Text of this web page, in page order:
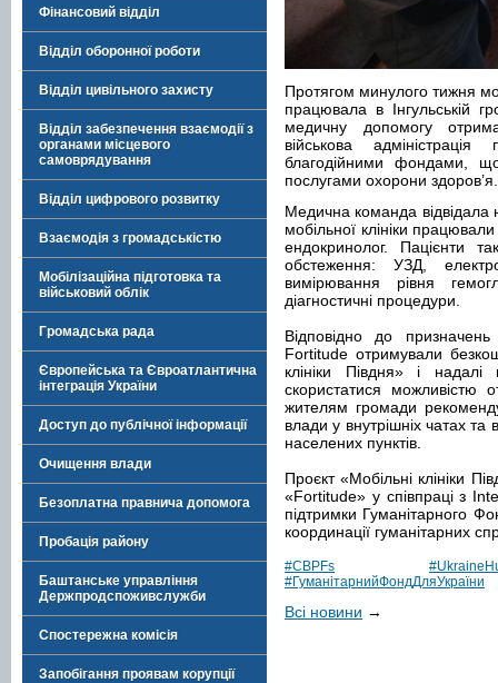
Фінансовий відділ
Відділ оборонної роботи
Відділ цивільного захисту
Відділ забезпечення взаємодії з
органами місцевого
самоврядування
Відділ цифрового розвитку
Взаємодія з громадськістю
Мобілізаційна підготовка та
військовий облік
Громадська рада
Європейська та Євроатлантична
інтеграція України
Доступ до публічної інформації
Очищення влади
Безоплатна правнича допомога
Пробація району
Баштанське управління
Держпродспоживслужби
Спостережна комісія
Запобігання проявам корупції
Протягом минулого тижня
працювала в Інгульській
медичну допомогу
військова
благодійними фондами,
послугами охорони здоров’я.
Медична команда відвідала
мобільної клініки
ендокринолог. Пацієнти
обстеження: УЗД,
вимірювання рівня
діагностичні процедури.
Відповідно до призначень
Fortitude отримували
клініки Півдня» і
скористатися можливістю
жителям громади
влади у внутрішніх чатах та
населених пунктів.
Проєкт «Мобільні клініки
«Fortitude» у співпраці з
підтримки Гуманітарного
координації гуманітарних
#CBPFs
#ГуманітарнийФондДляУкраїни
Всі новини →